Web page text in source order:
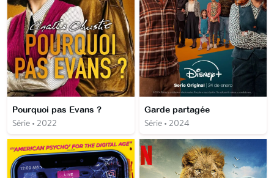
Pourquoi pas Evans ?
Série • 2022
Garde partagée
Série • 2024